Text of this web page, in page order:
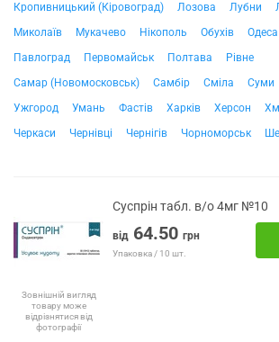
Кропивницький (Кіровоград)
Лозова Лубни
Миколаїв
Мукачево Нікополь Обухів Одеса
Павлоград
Первомайськ Полтава
Рівне
Самар (Новомосковськ)
Самбір Сміла Суми
Ужгород
Умань Фастів Харків Херсон
Черкаси
Чернівці Чернігів Чорноморськ
Зовнішній вигляд
товару може
відрізнятися від
фотографії
Суспрін табл. в/о 4мг №10
від 64.50 грн
Упаковка / 10 шт.